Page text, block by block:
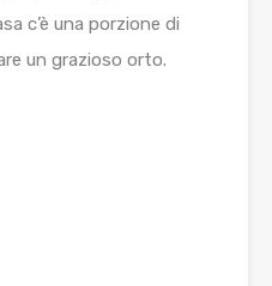
c’è una porzione di
un grazioso orto.